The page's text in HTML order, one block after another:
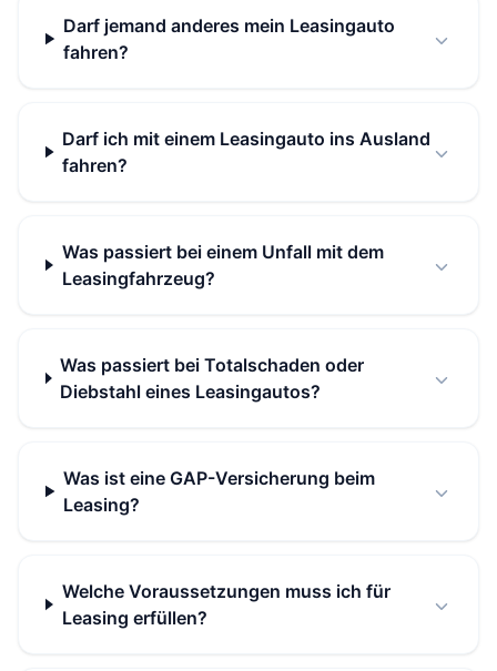
Darf jemand anderes mein Leasingauto
fahren?
Darf ich mit einem Leasingauto ins Ausland
fahren?
Was passiert bei einem Unfall mit dem
Leasingfahrzeug?
Was passiert bei Totalschaden oder
Diebstahl eines Leasingautos?
Was ist eine GAP-Versicherung beim
Leasing?
Welche Voraussetzungen muss ich für
Leasing erfüllen?